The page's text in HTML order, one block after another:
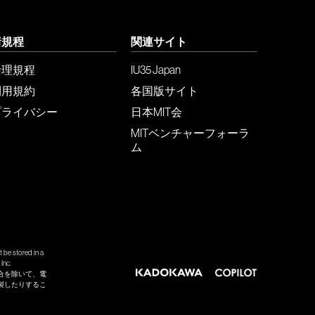
程
規程
規約
イバシー
関連サイト
IU35 Japan
各国版サイト
日本MIT会
MITベンチャーフォーラ
ム
be stored in a
を除いて、電
したりするこ